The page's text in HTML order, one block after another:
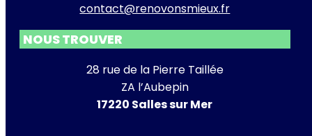
contact@renovonsmieux.fr
NOUS TROUVER
28 rue de la Pierre Taillée
ZA l’Aubepin
17220 Salles sur Mer